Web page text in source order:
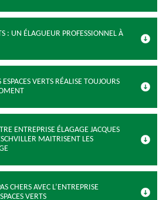
: UN ÉLAGUEUR PROFESSIONNEL À
ESPACES VERTS RÉALISE TOUJOURS
ENTREPRISE ÉLAGAGE JACQUES
MAITRISENT LES
CHERS AVEC L’ENTREPRISE
VERTS